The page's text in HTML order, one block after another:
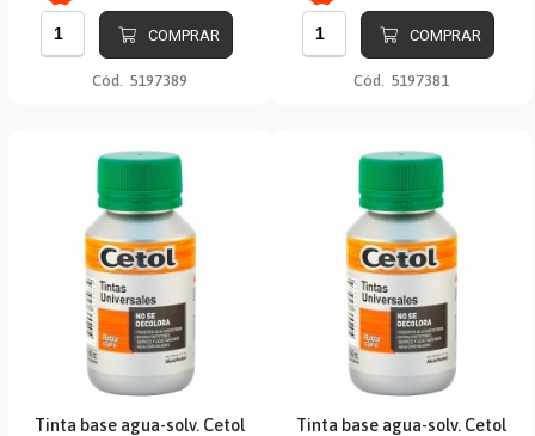
COMPRAR
Cód. 5197389
COMPRAR
Cód. 5197381
Tinta base agua-solv. Cetol
Tinta base agua-solv. Cetol